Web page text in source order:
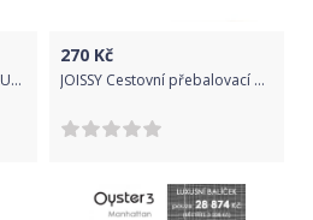
Lorelli Přebalovací taška LAURA BLACK
270 Kč
JOISSY Cestovní přebalovací podložka EASY, black